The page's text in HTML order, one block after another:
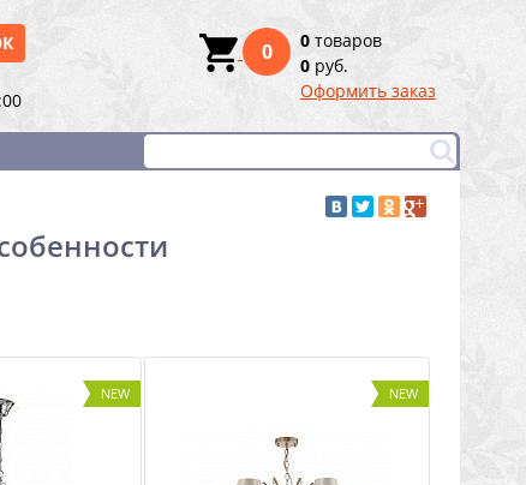
0 0 товаров
0 руб.
Оформить заказ
NEW NEW